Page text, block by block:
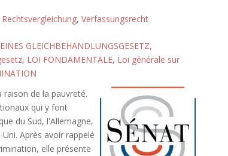
Rechtsvergleichung, Verfassungsrecht
GLEICHBEHANDLUNGSGESETZ,
, LOI FONDAMENTALE, Loi générale sur
de la pauvreté.
qui y font
du Sud, l'Allemagne,
Après avoir rappelé
elle présente